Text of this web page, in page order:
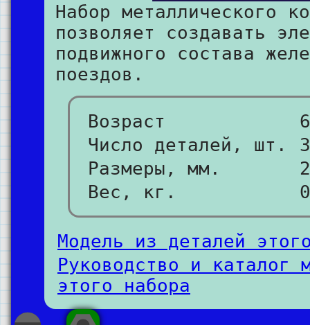
Набор металлического
позволяет создавать
подвижного состава
поездов.
Возраст
Число деталей, шт.
Размеры, мм.
Вес, кг.
Модель из деталей
Руководство и каталог
этого набора